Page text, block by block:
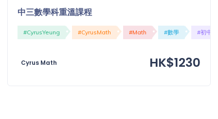
合所
籤」
精準
中三數學科重溫課程
#CyrusYeung #CyrusMath #Math #數學 #初中
Cyrus Math HK$1230